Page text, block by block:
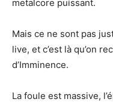
metalcore puissant.
Mais ce ne sont pas
live, et c’est là qu’on
d’Imminence.
La foule est massive,